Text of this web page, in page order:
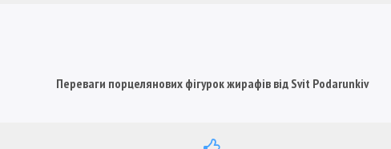
Переваги порцелянових фігурок жирафів від Svit Podarunkiv